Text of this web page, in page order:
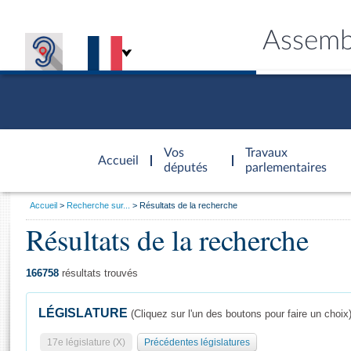
Accueil
d'accueil
Vos
députés
Travaux
parlementaires
Général
Vous
Accueil Recherche sur... Résultats de la recherche
Résultats de la recherche
166758 résultats trouvés
LÉGISLATURE (Cliquez sur l'un des boutons pour faire un choix)
17e législature (X) Précédentes législatures